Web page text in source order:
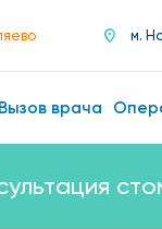
м.
Вызов врача